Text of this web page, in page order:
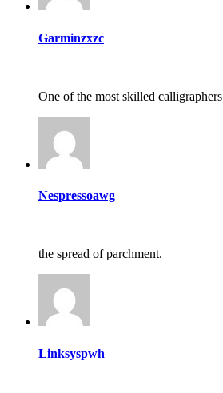
Garminzxzc
One of the most skilled calligraphers
Nespressoawg
the spread of parchment.
Linksyspwh